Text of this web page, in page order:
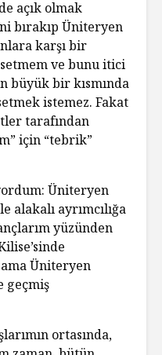
açık olmak
bırakıp Üniteryen
karşı bir
ve bunu itici
büyük bir kısmında
istemez. Fakat
tarafından
için “tebrik”
Üniteryen
alakalı ayrımcılığa
yüzünden
Üniteryen
geçmiş
ortasında,